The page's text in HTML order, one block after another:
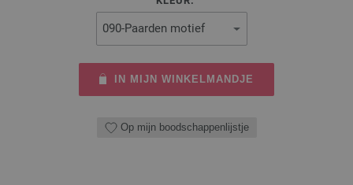
IN MIJN WINKELMANDJE
Op mijn boodschappenlijstje